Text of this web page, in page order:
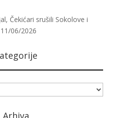
Čekićari srušili Sokolove i
11/06/2026
Arhiva